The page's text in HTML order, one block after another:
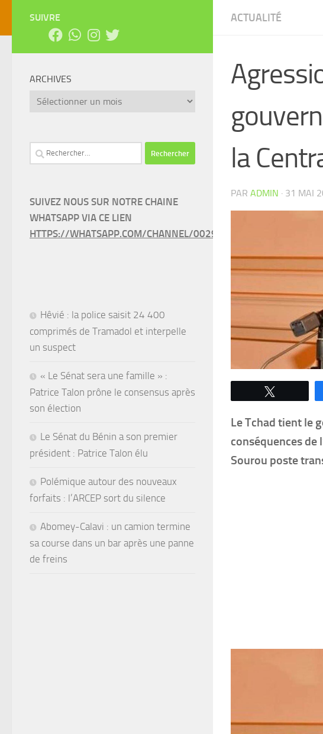
ACTUALITÉ
la
PAR ADMIN · 31 MAI
Le Tchad tient le
conséquences de
Sourou poste
SUIVRE
ARCHIVES
Archives
Rechercher :
SUIVEZ NOUS SUR NOTRE CHAINE
WHATSAPP VIA CE LIEN
HTTPS://WHATSAPP.COM/CHANNEL/
Hêvié : la police saisit 24 400
comprimés de Tramadol et interpelle
un suspect
« Le Sénat sera une famille » :
Patrice Talon prône le consensus après
son élection
Le Sénat du Bénin a son premier
président : Patrice Talon élu
Polémique autour des nouveaux
forfaits : l’ARCEP sort du silence
Abomey-Calavi : un camion termine
sa course dans un bar après une panne
de freins